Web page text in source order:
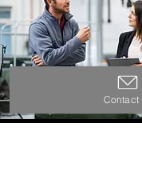
Contact